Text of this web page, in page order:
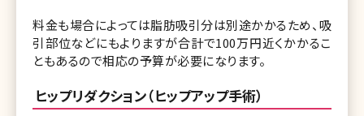
料金も場合によっては脂肪吸引分は別途かかるため、吸
引部位などにもよりますが合計で100万円近くかかるこ
ともあるので相応の予算が必要になります。
ヒップリダクション（ヒップアップ手術）